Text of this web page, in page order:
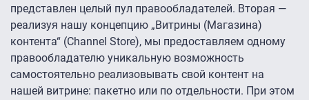
представлен целый пул правообладателей. Вторая —
реализуя нашу концепцию „Витрины (Магазина)
контента“ (Channel Store), мы предоставляем одному
правообладателю уникальную возможность
самостоятельно реализовывать свой контент на
нашей витрине: пакетно или по отдельности. При этом